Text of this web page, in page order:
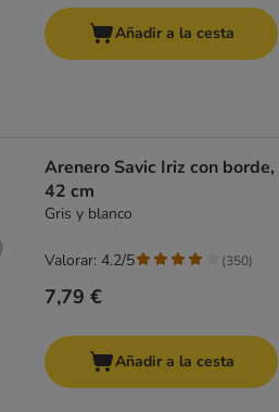
Añadir a la cesta
Arenero Savic Iriz con borde,
42 cm
Gris y blanco
7,79 €
Valorar: 4.2/5 (350)
Añadir a la cesta